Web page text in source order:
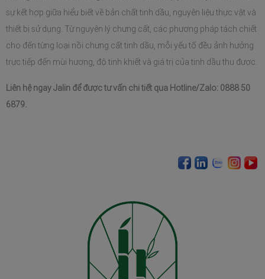
sự kết hợp giữa hiểu biết về bản chất tinh dầu, nguyên liệu thực vật và
thiết bị sử dụng. Từ nguyên lý chưng cất, các phương pháp tách chiết
cho đến từng loại nồi chưng cất tinh dầu, mỗi yếu tố đều ảnh hưởng
trực tiếp đến mùi hương, độ tinh khiết và giá trị của tinh dầu thu được.
Liên hệ ngay Jalin để được tư vấn chi tiết qua Hotline/Zalo: 0888 50
6879.